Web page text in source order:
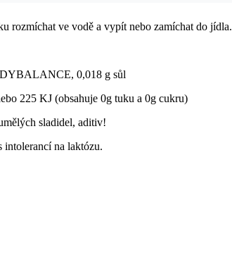
rozmíchat ve vodě a vypít nebo zamíchat do jídla.
0,018 g sůl
225 KJ (obsahuje 0g tuku a 0g cukru)
sladidel, aditiv!
intolerancí na laktózu.